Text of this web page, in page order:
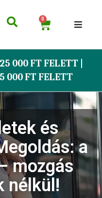
0
000 FT FELETT |
000 FT FELETT
és
a
mozgás
nélkül!